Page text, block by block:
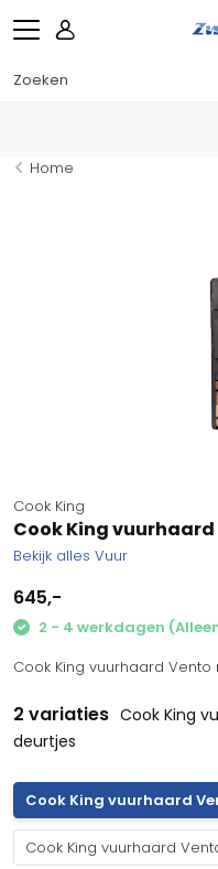
Home
Cook King
Cook King
Bekijk alles Vuur
645,-
2 - 4 werkdagen
Cook King vuurhaard Vento
2 variaties Cook King
deurtjes
Cook King vuurhaard
Cook King vuurhaard